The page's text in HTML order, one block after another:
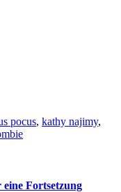
pocus, kathy najimy,
Fortsetzung